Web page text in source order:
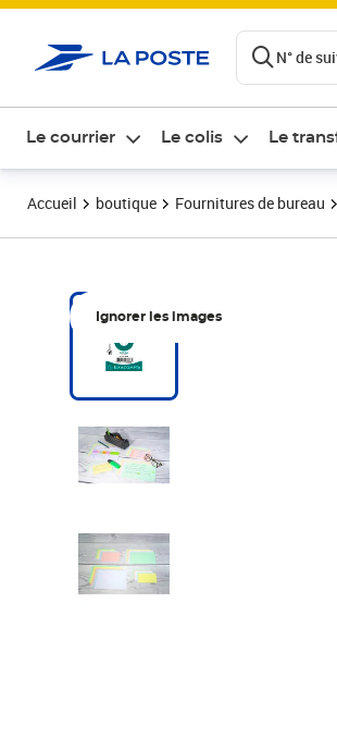
N° de
Le courrier Le colis Le
Accueil boutique Fournitures de bureau
Ignorer les images